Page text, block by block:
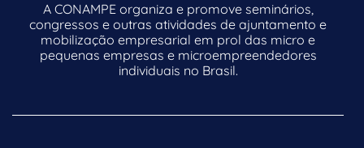
A CONAMPE organiza e promove seminários,
congressos e outras atividades de ajuntamento e
mobilização empresarial em prol das micro e
pequenas empresas e microempreendedores
individuais no Brasil.